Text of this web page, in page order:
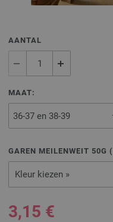
AANTAL
MAAT:
GAREN MEILENWEIT 50G (
Kleur kiezen »
3,15 €